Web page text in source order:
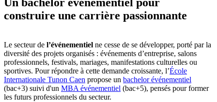
Un bachelor événementiel pour
construire une carrière passionnante
Le secteur de l’événementiel ne cesse de se développer, porté par la
diversité des projets organisés : événements d’entreprise, salons
professionnels, festivals, mariages, manifestations culturelles ou
sportives. Pour répondre à cette demande croissante, l’École
Internationale Tunon Caen propose un bachelor événementiel
(bac+3) suivi d'un MBA événementiel (bac+5), pensés pour former
les futurs professionnels du secteur.